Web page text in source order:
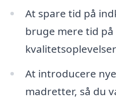
At spare tid på
bruge mere tid
At introducere
madretter, så du